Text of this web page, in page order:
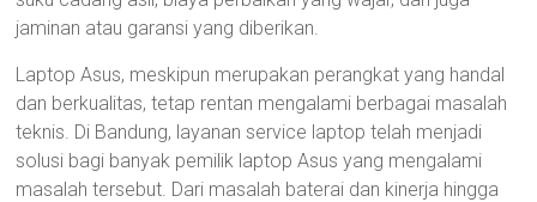
jaminan atau garansi yang diberikan.
Laptop Asus, meskipun merupakan perangkat yang handal
dan berkualitas, tetap rentan mengalami berbagai masalah
teknis. Di Bandung, layanan service laptop telah menjadi
solusi bagi banyak pemilik laptop Asus yang mengalami
masalah tersebut. Dari masalah baterai dan kinerja hingga